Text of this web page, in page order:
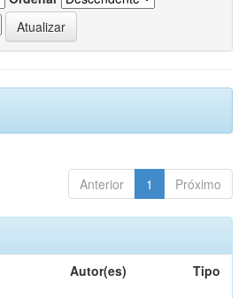
Anterior 1 Próximo
Autor(es) Tipo